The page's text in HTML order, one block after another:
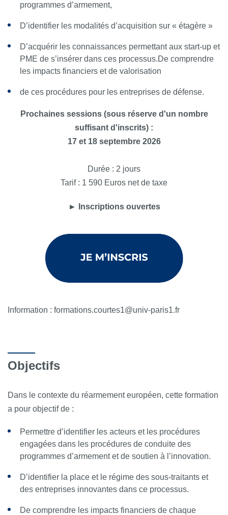
programmes d’armement,
D’identifier les modalités d’acquisition sur « étagère »
D’acquérir les connaissances permettant aux start-up et
PME de s’insérer dans ces processus.De comprendre
les impacts financiers et de valorisation
de ces procédures pour les entreprises de défense.
Prochaines sessions (sous réserve d'un nombre
suffisant d'inscrits) :
17 et 18 septembre 2026
Durée : 2 jours
Tarif : 1 590 Euros net de taxe
► Inscriptions ouvertes
Information : formations.courtes1@univ-paris1.fr
Objectifs
Dans le contexte du réarmement européen, cette formation
a pour objectif de :
Permettre d’identifier les acteurs et les procédures
engagées dans les procédures de conduite des
programmes d’armement et de soutien à l’innovation.
D’identifier la place et le régime des sous-traitants et
des entreprises innovantes dans ce processus.
De comprendre les impacts financiers de chaque